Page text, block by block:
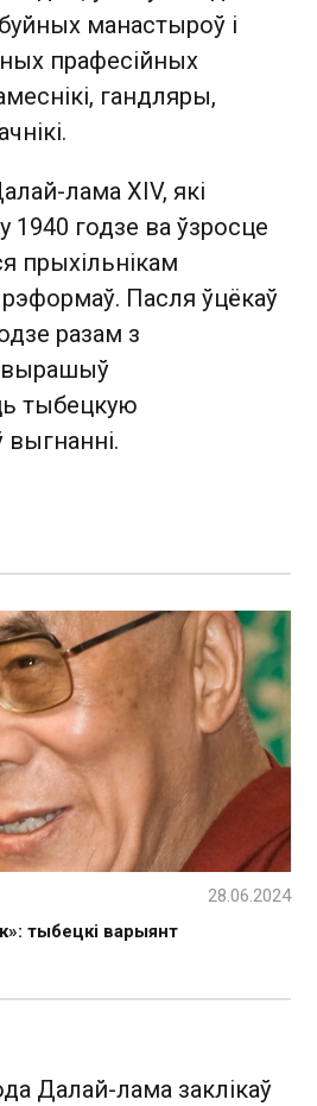
манастыроў і
прафесійных
гандляры,
лама XIV, які
1940 годзе ва ўзросце
прыхільнікам
Пасля ўцёкаў
разам з
вырашыў
тыбецкую
тыбецкі варыянт
28.06.2024
Далай-лама заклікаў